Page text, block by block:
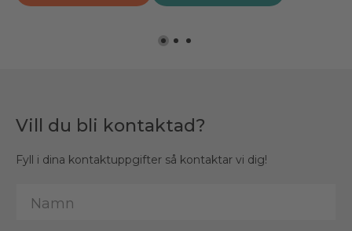
Vill du bli kontaktad?
Fyll i dina kontaktuppgifter så kontaktar vi dig!